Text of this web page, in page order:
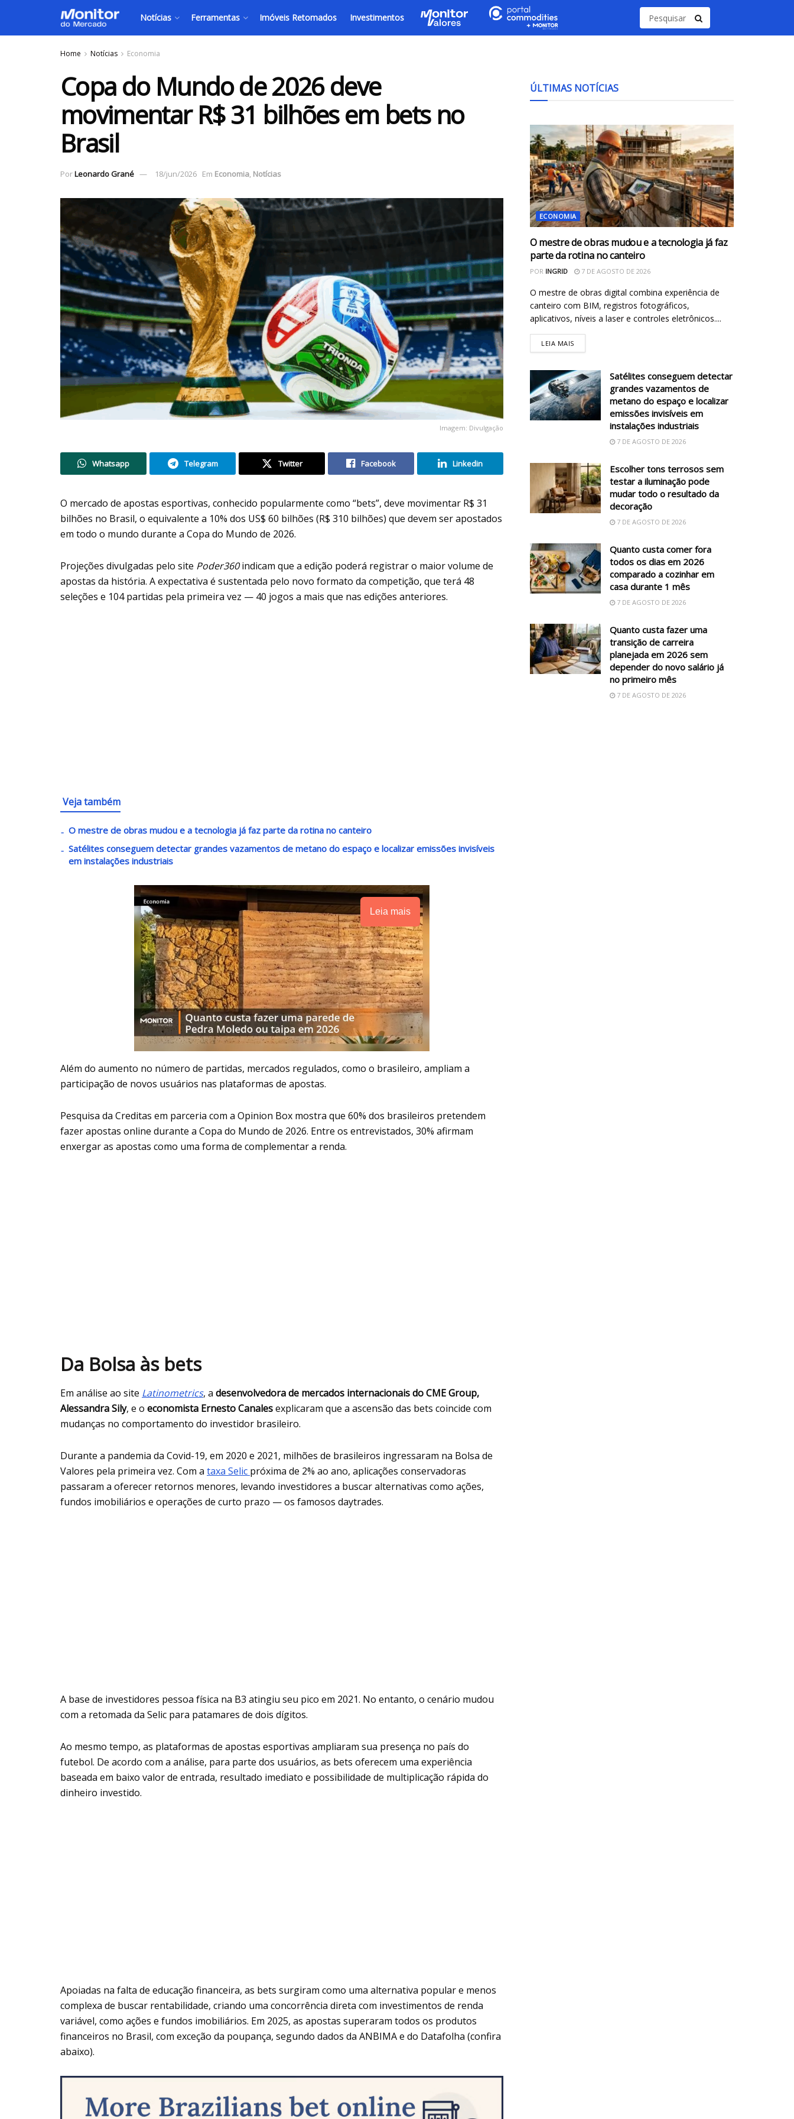
Notícias Ferramentas Imóveis Retomados Investimentos
Home Notícias Economia
Copa do Mundo de 2026 deve
movimentar R$ 31 bilhões em bets no
Brasil
PorLeonardo Grané 18/jun/2026 Em Economia, Notícias
Imagem: Divulgação
Whatsapp Telegram Twitter Facebook Linkedin
O mercado de apostas esportivas, conhecido popularmente como “bets”, deve movimentar R$ 31
bilhões no Brasil, o equivalente a 10% dos US$ 60 bilhões (R$ 310 bilhões) que devem ser apostados
em todo o mundo durante a Copa do Mundo de 2026.
Projeções divulgadas pelo site Poder360indicam que a edição poderá registrar o maior volume de
apostas da história. A expectativa é sustentada pelo novo formato da competição, que terá 48
seleções e 104 partidas pela primeira vez — 40 jogos a mais que nas edições anteriores.
Veja também
O mestre de obras mudou e a tecnologia já faz parte da rotina no canteiro
Satélites conseguem detectar grandes vazamentos de metano do espaço e localizar emissões invisíveis
em instalações industriais
Leia mais
Além do aumento no número de partidas, mercados regulados, como o brasileiro, ampliam a
participação de novos usuários nas plataformas de apostas.
Pesquisa da Creditas em parceria com a Opinion Box mostra que 60% dos brasileiros pretendem
fazer apostas online durante a Copa do Mundo de 2026. Entre os entrevistados, 30% afirmam
enxergar as apostas como uma forma de complementar a renda.
Da Bolsa às bets
Em análise ao site Latinometrics, a desenvolvedora de mercados internacionais do CME Group,
Alessandra Sily, e o economista Ernesto Canalesexplicaram que a ascensão das bets coincide com
mudanças no comportamento do investidor brasileiro.
Durante a pandemia da Covid-19, em 2020 e 2021, milhões de brasileiros ingressaram na Bolsa de
Valores pela primeira vez. Com a taxa Selic próxima de 2% ao ano, aplicações conservadoras
passaram a oferecer retornos menores, levando investidores a buscar alternativas como ações,
fundos imobiliários e operações de curto prazo — os famosos daytrades.
A base de investidores pessoa física na B3 atingiu seu pico em 2021. No entanto, o cenário mudou
com a retomada da Selic para patamares de dois dígitos.
Ao mesmo tempo, as plataformas de apostas esportivas ampliaram sua presença no país do
futebol. De acordo com a análise, para parte dos usuários, as bets oferecem uma experiência
baseada em baixo valor de entrada, resultado imediato e possibilidade de multiplicação rápida do
dinheiro investido.
Apoiadas na falta de educação financeira, as bets surgiram como uma alternativa popular e menos
complexa de buscar rentabilidade, criando uma concorrência direta com investimentos de renda
variável, como ações e fundos imobiliários. Em 2025, as apostas superaram todos os produtos
financeiros no Brasil, com exceção da poupança, segundo dados da ANBIMA e do Datafolha (confira
abaixo).
ÚLTIMAS NOTÍCIAS
ECONOMIA
O mestre de obras mudou e a tecnologia já faz
parte da rotina no canteiro
POR INGRID 7 DE AGOSTO DE 2026
O mestre de obras digital combina experiência de
canteiro com BIM, registros fotográficos,
aplicativos, níveis a laser e controles eletrônicos....
LEIA MAIS
Satélites conseguem detectar
grandes vazamentos de
metano do espaço e localizar
emissões invisíveis em
instalações industriais
7 DE AGOSTO DE 2026
Escolher tons terrosos sem
testar a iluminação pode
mudar todo o resultado da
decoração
7 DE AGOSTO DE 2026
Quanto custa comer fora
todos os dias em 2026
comparado a cozinhar em
casa durante 1 mês
7 DE AGOSTO DE 2026
Quanto custa fazer uma
transição de carreira
planejada em 2026 sem
depender do novo salário já
no primeiro mês
7 DE AGOSTO DE 2026